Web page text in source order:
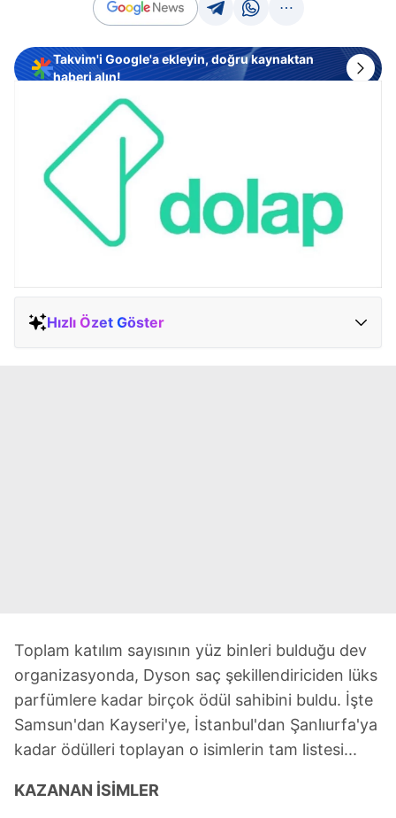
Takvim'i Google'a ekleyin, doğru kaynaktan
haberi alın!
Hızlı Özet Göster
Toplam katılım sayısının yüz binleri bulduğu dev
organizasyonda, Dyson saç şekillendiriciden lüks
parfümlere kadar birçok ödül sahibini buldu. İşte
Samsun'dan Kayseri'ye, İstanbul'dan Şanlıurfa'ya
kadar ödülleri toplayan o isimlerin tam listesi...
KAZANAN İSİMLER